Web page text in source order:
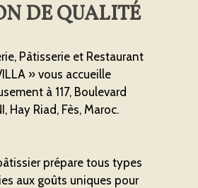
DE QUALITÉ
Pâtisserie et Restaurant
» vous accueille
à 117, Boulevard
Hay Riad, Fès, Maroc.
prépare tous types
aux goûts uniques pour